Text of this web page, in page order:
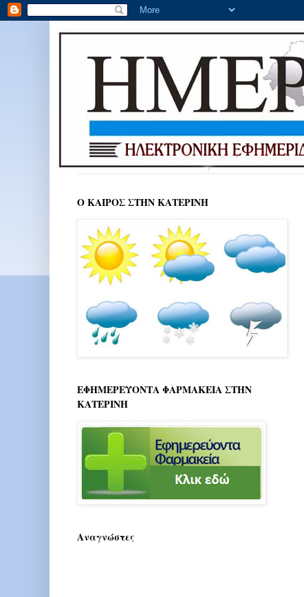
Ο ΚΑΙΡΟΣ ΣΤΗΝ ΚΑΤΕΡΙΝΗ
ΕΦΗΜΕΡΕΥΟΝΤΑ ΦΑΡΜΑΚΕΙΑ ΣΤΗΝ
ΚΑΤΕΡΙΝΗ
Αναγνώστες